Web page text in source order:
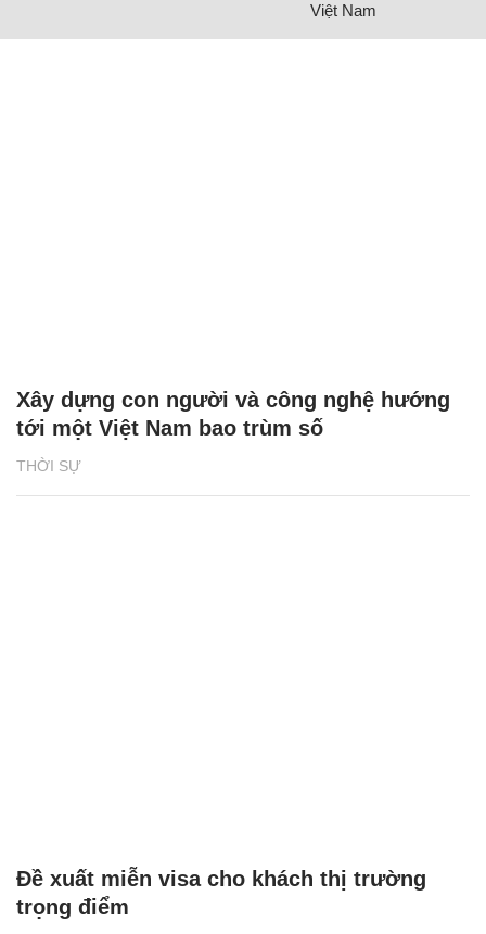
Việt Nam
THỜI SỰ
Xây dựng con người và công nghệ hướng
tới một Việt Nam bao trùm số
Đề xuất miễn visa cho khách thị trường
trọng điểm